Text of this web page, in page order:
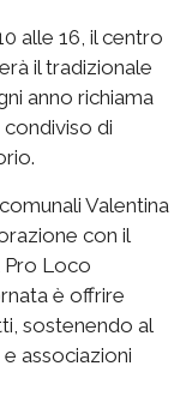
alle 16, il centro
il tradizionale
anno richiama
di
Valentina
con il
Pro Loco
è offrire
sostenendo al
associazioni